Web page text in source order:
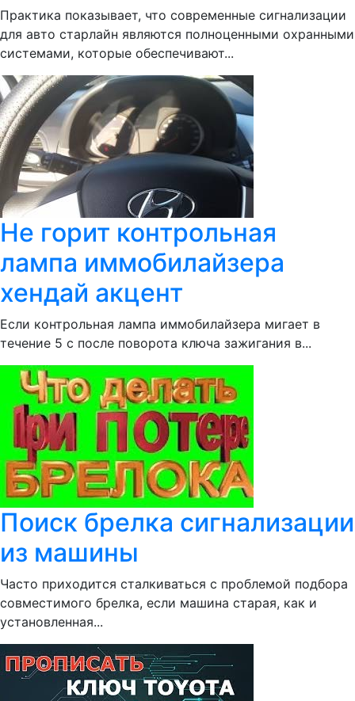
Практика показывает, что современные сигнализации
для авто старлайн являются полноценными охранными
системами, которые обеспечивают...
Не горит контрольная
лампа иммобилайзера
хендай акцент
Если контрольная лампа иммобилайзера мигает в
течение 5 с после поворота ключа зажигания в...
Поиск брелка сигнализации
из машины
Часто приходится сталкиваться с проблемой подбора
совместимого брелка, если машина старая, как и
установленная...